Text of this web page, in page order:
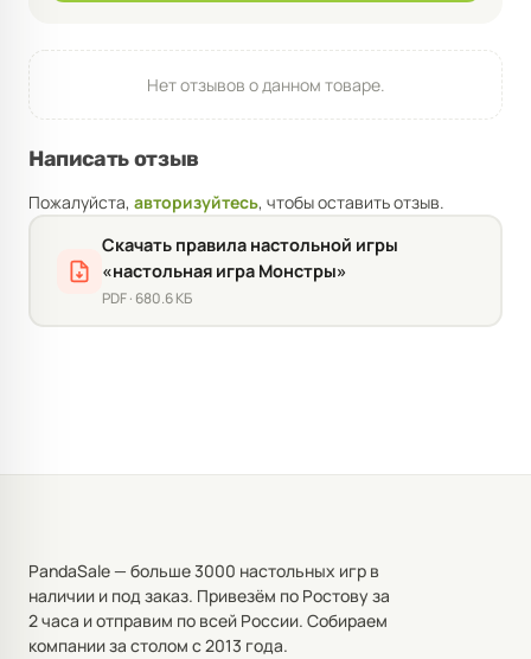
Нет отзывов о данном товаре.
Написать отзыв
Пожалуйста, авторизуйтесь, чтобы оставить отзыв.
Скачать правила настольной игры
«настольная игра Монстры»
PDF · 680.6 КБ
PandaSale — больше 3000 настольных игр в
наличии и под заказ. Привезём по Ростову за
2 часа и отправим по всей России. Собираем
компании за столом с 2013 года.